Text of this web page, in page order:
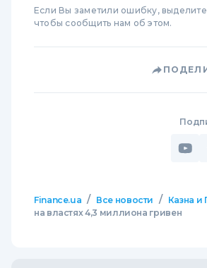
Если Вы заметили ошибку,
чтобы сообщить нам об этом.
Finance.ua / Все новости / Казна и
на властях 4,3 миллиона гривен